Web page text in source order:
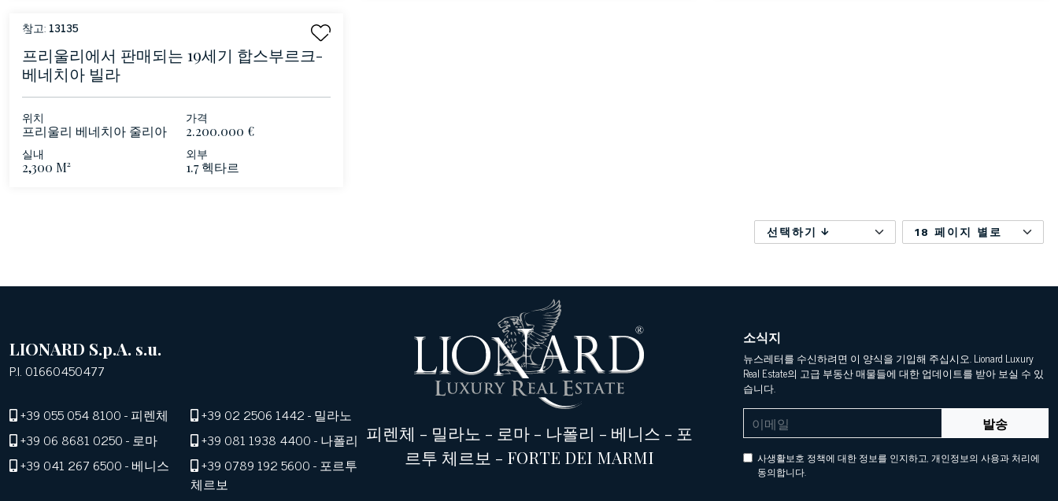
참고: 13135
프리울리에서 판매되는 19세기 합스부르크-
베네치아 빌라
위치
프리울리 베네치아 줄리아
가격
2.200.000 €
실내
2,300 M²
외부
1.7 헥타르
선택하기 18 페이지 별로
LIONARD S.p.A. s.u.
P.I. 01660450477
+39 055 054 8100- 피렌체 +39 02 2506 1442- 밀라노
+39 06 8681 0250- 로마 +39 081 1938 4400- 나폴리
+39 041 267 6500- 베니스 +39 0789 192 5600- 포르투
체르보
피렌체 - 밀라노 - 로마- 나폴리 - 베니스 - 포
르투 체르보 - FORTE DEI MARMI
소식지
뉴스레터를 수신하려면 이 양식을 기입해 주십시오. Lionard Luxury
Real Estate의 고급 부동산 매물들에 대한 업데이트를 받아 보실 수 있
습니다.
발송
사생활보호 정책에 대한 정보를 인지하고, 개인정보의 사용과 처리에
동의합니다.